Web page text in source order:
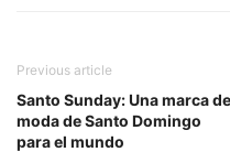
Previous article
Santo Sunday: Una marca de
moda de Santo Domingo
para el mundo